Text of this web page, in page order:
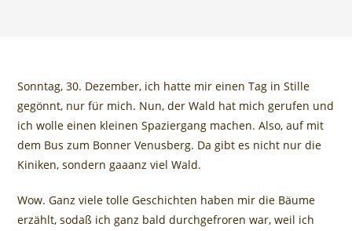
Sonntag, 30. Dezember, ich hatte mir einen Tag in Stille
gegönnt, nur für mich. Nun, der Wald hat mich gerufen und
ich wolle einen kleinen Spaziergang machen. Also, auf mit
dem Bus zum Bonner Venusberg. Da gibt es nicht nur die
Kiniken, sondern gaaanz viel Wald.
Wow. Ganz viele tolle Geschichten haben mir die Bäume
erzählt, sodaß ich ganz bald durchgefroren war, weil ich